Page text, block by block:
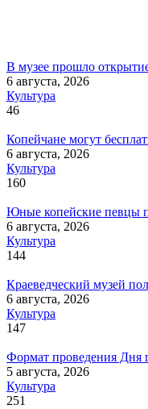
В музее прошло
6 августа, 2026
Культура
46
Копейчане могут
6 августа, 2026
Культура
160
Юные копейские певцы
6 августа, 2026
Культура
144
Краеведческий музей
6 августа, 2026
Культура
147
Формат проведения Дня
5 августа, 2026
Культура
251